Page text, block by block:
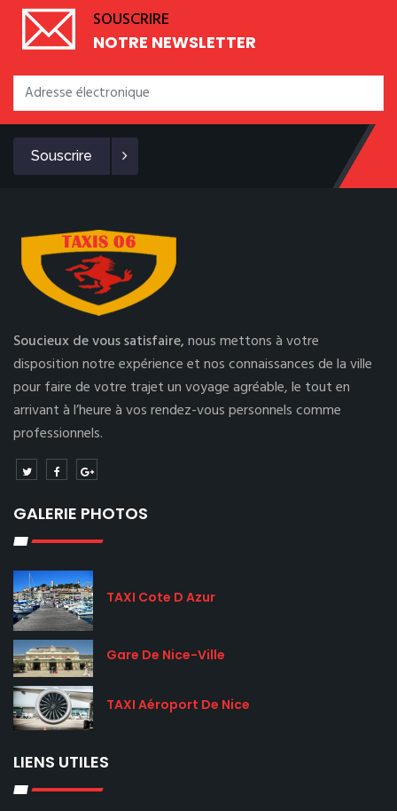
SOUSCRIRE
NOTRE NEWSLETTER
Souscrire
Soucieux de vous satisfaire,nous mettons à votre
disposition notre expérience et nos connaissances de la ville
pour faire de votre trajet un voyage agréable, le tout en
arrivant à l’heure à vos rendez-vous personnels comme
professionnels.
GALERIE PHOTOS
TAXI Cote D Azur
Gare De Nice-Ville
TAXI Aéroport De Nice
LIENS UTILES